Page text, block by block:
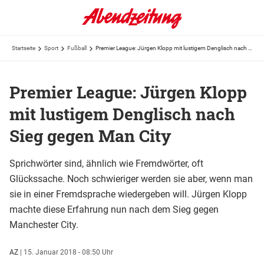
Startseite Sport Fußball
Premier League: Jürgen Klopp
mit lustigem Denglisch nach
Sieg gegen Man City
Sprichwörter sind, ähnlich wie Fremdwörter, oft
Glückssache. Noch schwieriger werden sie aber, wenn man
sie in einer Fremdsprache wiedergeben will. Jürgen Klopp
machte diese Erfahrung nun nach dem Sieg gegen
Manchester City.
AZ | 15. Januar 2018 - 08:50 Uhr